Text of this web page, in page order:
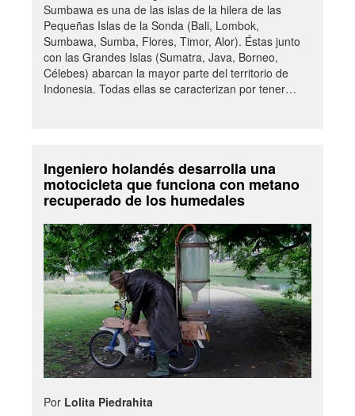
Sumbawa es una de las islas de la hilera de las
Pequeñas Islas de la Sonda (Bali, Lombok,
Sumbawa, Sumba, Flores, Timor, Alor). Éstas junto
con las Grandes Islas (Sumatra, Java, Borneo,
Célebes) abarcan la mayor parte del territorio de
Indonesia. Todas ellas se caracterizan por tener…
Ingeniero holandés desarrolla una
motocicleta que funciona con metano
recuperado de los humedales
Por Lolita Piedrahita